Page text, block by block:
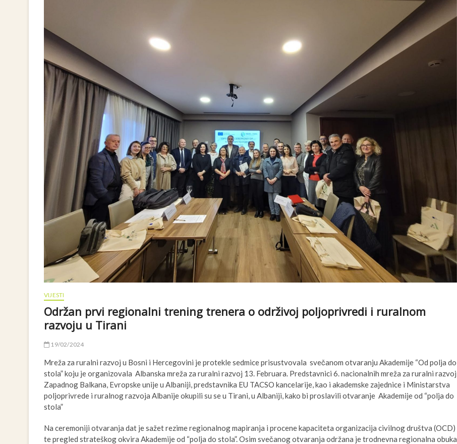
VIJESTI
Održan prvi regionalni trening trenera o održivoj poljoprivredi i ruralnom
razvoju u Tirani
19/02/2024
Mreža za ruralni razvoj u Bosni i Hercegovini je protekle sedmice prisustvovala svečanom otvaranju Akademije “Od polja do
stola” koju je organizovala Albanska mreža za ruralni razvoj 13. Februara. Predstavnici 6. nacionalnih mreža za ruralni razvoj
Zapadnog Balkana, Evropske unije u Albaniji, predstavnika EU TACSO kancelarije, kao i akademske zajednice i Ministarstva
poljoprivrede i ruralnog razvoja Albanije okupili su se u Tirani, u Albaniji, kako bi proslavili otvaranje Akademije od “polja do
stola”
Na ceremoniji otvaranja dat je sažet rezime regionalnog mapiranja i procene kapaciteta organizacija civilnog društva (OCD)
te pregled strateškog okvira Akademije od “polja do stola”. Osim svečanog otvaranja održana je trodnevna regionalna obuka